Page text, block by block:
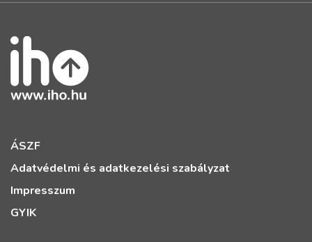
ÁSZF
Adatvédelmi és adatkezelési szabályzat
Impresszum
GYIK